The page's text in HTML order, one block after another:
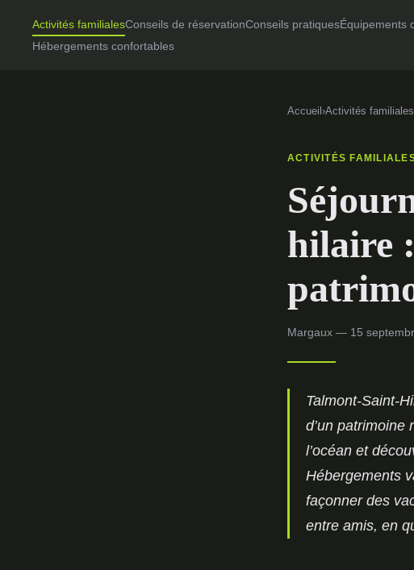
Activités familialesConseils de réservationConseils pratiquesÉquipements
Hébergements confortables
Accueil ›Activités familiales
ACTIVITÉS
hilaire
Margaux — 15
Talmont-Saint-
d’un patrimoine
l’océan et
Hébergements
façonner des
entre amis, en